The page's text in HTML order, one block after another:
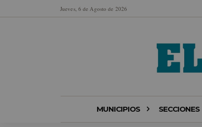
Jueves, 6 de Agosto de 2026
MUNICIPIOS SECCIONES